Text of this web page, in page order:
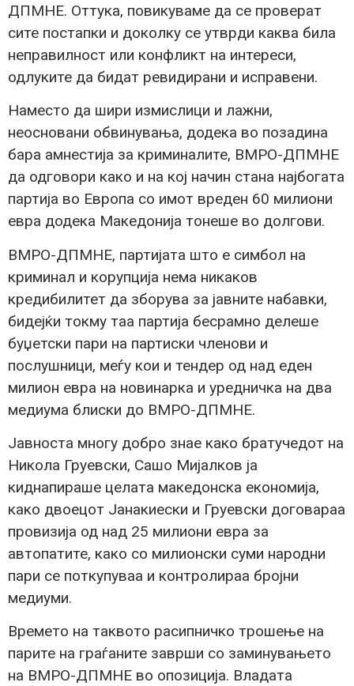
ДПМНЕ. Оттука, повикуваме да се проверат
сите постапки и доколку се утврди каква била
неправилност или конфликт на интереси,
одлуките да бидат ревидирани и исправени.
Наместо да шири измислици и лажни,
неосновани обвинувања, додека во позадина
бара амнестија за криминалите, ВМРО-ДПМНЕ
да одговори како и на кој начин стана најбогата
партија во Европа со имот вреден 60 милиони
евра додека Македонија тонеше во долгови.
ВМРО-ДПМНЕ, партијата што е симбол на
криминал и корупција нема никаков
кредибилитет да зборува за јавните набавки,
бидејќи токму таа партија бесрамно делеше
буџетски пари на партиски членови и
послушници, меѓу кои и тендер од над еден
милион евра на новинарка и уредничка на два
медиума блиски до ВМРО-ДПМНЕ.
Јавноста многу добро знае како братучедот на
Никола Груевски, Сашо Мијалков ја
киднапираше целата македонска економија,
како двоецот Јанакиески и Груевски договараа
провизија од над 25 милиони евра за
автопатите, како со милионски суми народни
пари се поткупуваа и контролираа бројни
медиуми.
Времето на таквото расипничко трошење на
парите на граѓаните заврши со заминувањето
на ВМРО-ДПМНЕ во опозиција. Владата